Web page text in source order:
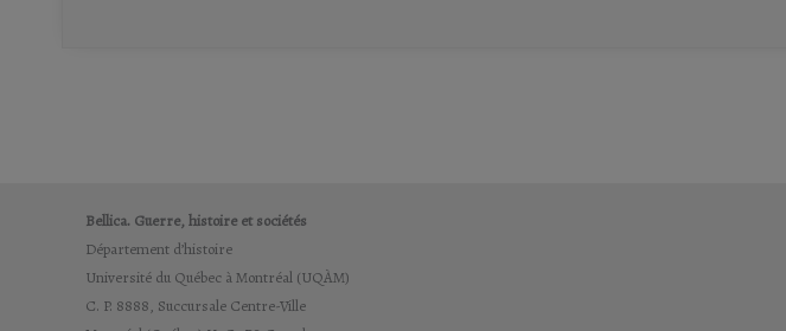
Bellica. Guerre, histoire et sociétés
Département d’histoire
Université du Québec à Montréal (UQÀM)
C. P. 8888, Succursale Centre-Ville